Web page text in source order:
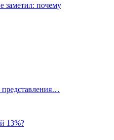
заметил: почему
представления…
13%?